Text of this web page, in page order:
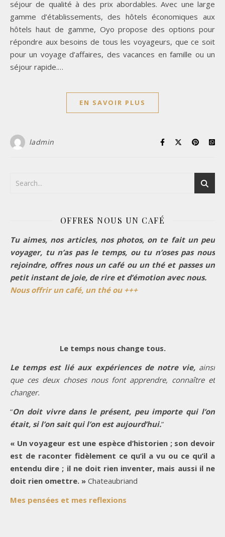
séjour de qualité à des prix abordables. Avec une large
gamme d’établissements, des hôtels économiques aux
hôtels haut de gamme, Oyo propose des options pour
répondre aux besoins de tous les voyageurs, que ce soit
pour un voyage d’affaires, des vacances en famille ou un
séjour rapide.…
EN SAVOIR PLUS
ladmin
OFFRES NOUS UN CAFÉ
Tu aimes, nos articles, nos photos, on te fait un peu
voyager, tu n’as pas le temps, ou tu n’oses pas nous
rejoindre, offres nous un café ou un thé et passes un
petit instant de joie, de rire et d’émotion avec nous.
Nous offrir un café, un thé ou +++
Le temps nous change tous.
Le temps est lié aux expériences de notre vie, ainsi
que ces deux choses nous font apprendre, connaître et
changer.
“On doit vivre dans le présent, peu importe qui l’on
était, si l’on sait qui l’on est aujourd’hui.”
« Un voyageur est une espèce d’historien ; son devoir
est de raconter fidèlement ce qu’il a vu ou ce qu’il a
entendu dire ; il ne doit rien inventer, mais aussi il ne
doit rien omettre. » Chateaubriand
Mes pensées et mes reflexions